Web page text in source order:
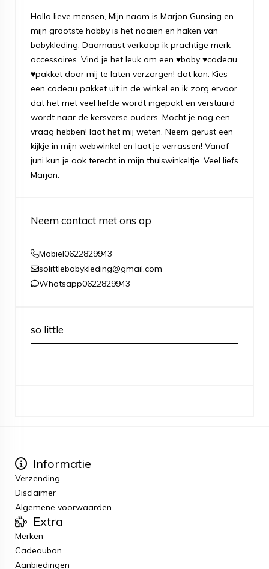
Hallo lieve mensen, Mijn naam is Marjon Gunsing en
mijn grootste hobby is het naaien en haken van
babykleding. Daarnaast verkoop ik prachtige merk
accessoires. Vind je het leuk om een ♥baby ♥cadeau
♥pakket door mij te laten verzorgen! dat kan. Kies
een cadeau pakket uit in de winkel en ik zorg ervoor
dat het met veel liefde wordt ingepakt en verstuurd
wordt naar de kersverse ouders. Mocht je nog een
vraag hebben! laat het mij weten. Neem gerust een
kijkje in mijn webwinkel en laat je verrassen! Vanaf
juni kun je ook terecht in mijn thuiswinkeltje. Veel liefs
Marjon.
Neem contact met ons op
Mobiel0622829943
solittlebabykleding@gmail.com
Whatsapp0622829943
so little
Informatie
Verzending
Disclaimer
Algemene voorwaarden
Extra
Merken
Cadeaubon
Aanbiedingen